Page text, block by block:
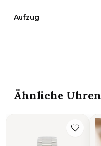
Aufzug
Ähnliche Uhren